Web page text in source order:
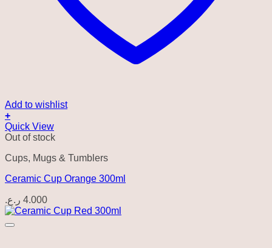
Add to wishlist
+
Quick View
Out of stock
Cups, Mugs & Tumblers
Ceramic Cup Orange 300ml
4.000 ر.ع.